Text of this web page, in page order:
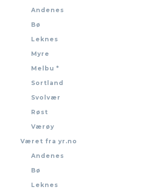
Andenes
Bø
Leknes
Myre
Melbu *
Sortland
Svolvær
Røst
Værøy
Været fra yr.no
Andenes
Bø
Leknes